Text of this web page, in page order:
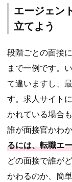
エージェン
立てよう
段階ごとの面接
まで一例です。
て違いますし、
す。求人サイト
かれている場合
誰が面接官かわか
るには、転職エ
どの面接で誰が
かわるのか、簡